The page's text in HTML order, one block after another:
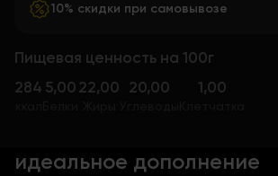
10% скидки при самовывозе
Пищевая ценность на 100г
284 5,00 22,00 20,00 1,00
идеальное дополнение